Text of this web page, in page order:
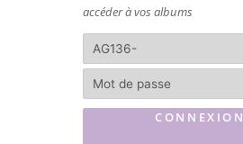
accéder à vos albums
CONNEXION